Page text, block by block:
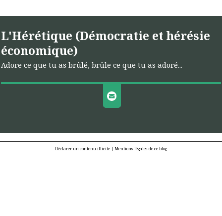
L'Hérétique (Démocratie et hérésie
économique)
Adore ce que tu as brûlé, brûle ce que tu as adoré...
Déclarer un contenu illicite | Mentions légales de ce blog